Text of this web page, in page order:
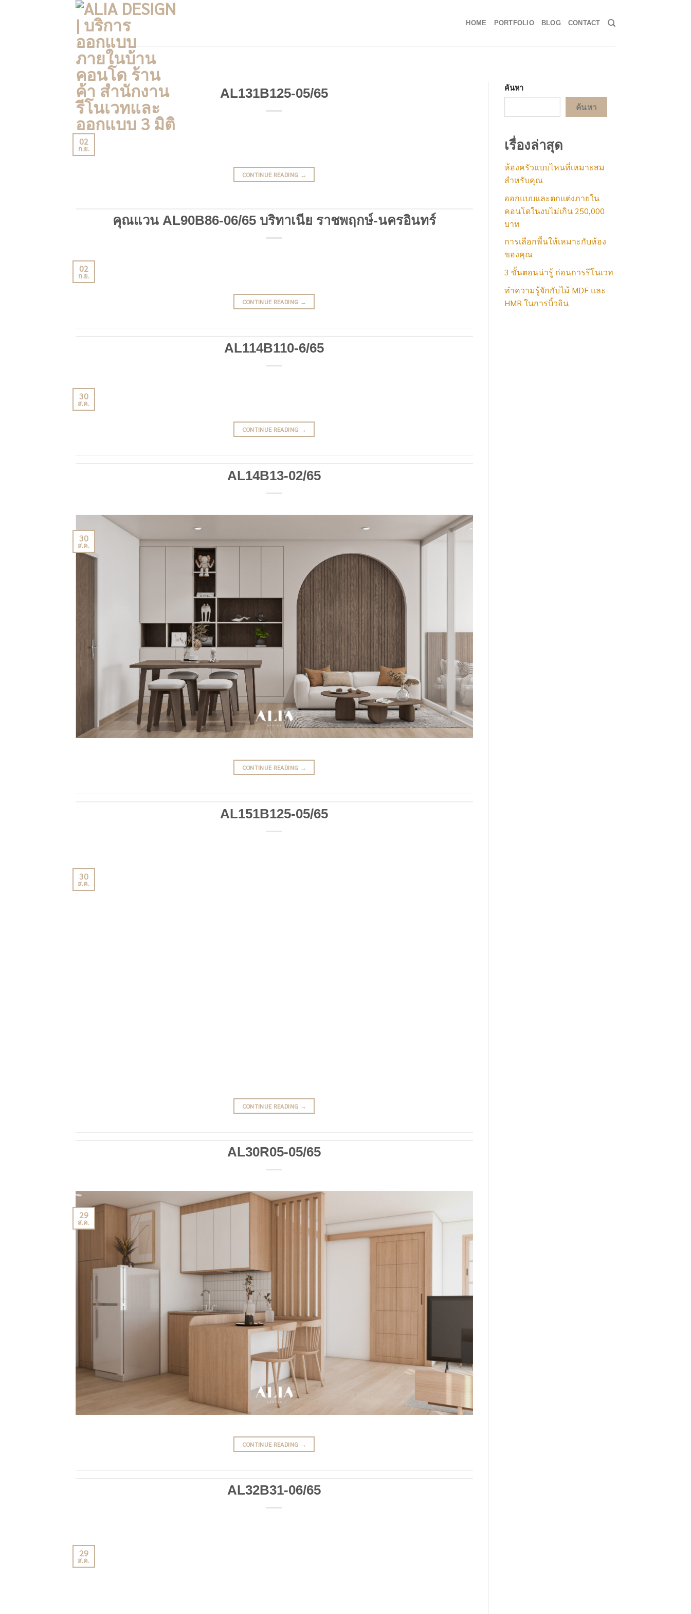
HOME PORTFOLIO BLOG CONTACT
AL131B125-05/65
02
ก.ย.
CONTINUE READING →
คุณแวน AL90B86-06/65 บริทาเนีย ราชพฤกษ์-นครอินทร์
02
ก.ย.
CONTINUE READING →
AL114B110-6/65
30
ส.ค.
CONTINUE READING →
AL14B13-02/65
30
ส.ค.
CONTINUE READING →
AL151B125-05/65
30
ส.ค.
CONTINUE READING →
AL30R05-05/65
29
ส.ค.
CONTINUE READING →
AL32B31-06/65
29
ส.ค.
ค้นหา
ค้นหา
เรื่องล่าสุด
ห้องครัวแบบไหนที่เหมาะสม
สำหรับคุณ
ออกแบบและตกแต่งภายใน
คอนโดในงบไม่เกิน 250,000
บาท
การเลือกพื้นให้เหมาะกับห้อง
ของคุณ
3 ขั้นตอนน่ารู้ ก่อนการรีโนเวท
ทำความรู้จักกับไม้ MDF และ
HMR ในการบิ้วอิน